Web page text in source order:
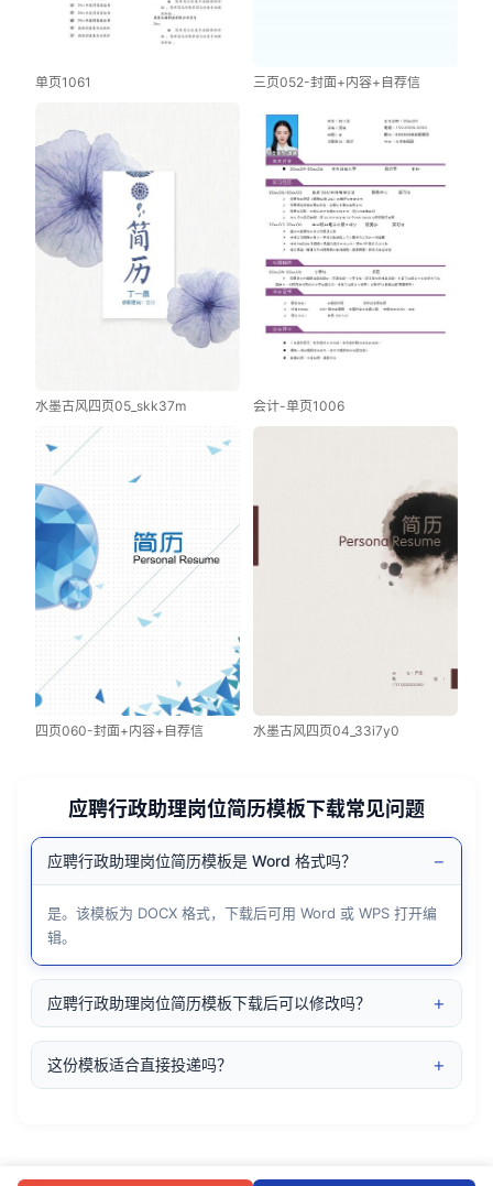
单页1061 三页052-封面+内容+自荐信
水墨古风四页05_skk37m 会计-单页1006
四页060-封面+内容+自荐信 水墨古风四页04_33i7y0
应聘行政助理岗位简历模板下载常见问题
应聘行政助理岗位简历模板是 Word 格式吗？ −
是。该模板为 DOCX 格式，下载后可用 Word 或 WPS 打开编
辑。
应聘行政助理岗位简历模板下载后可以修改吗？ +
这份模板适合直接投递吗？ +